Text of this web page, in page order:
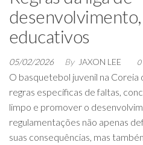
educativos
05/02/2026 By JAXON LEE 0
O basquetebol juvenil na
regras específicas de faltas,
limpo e promover o
regulamentações não apenas
suas consequências, mas